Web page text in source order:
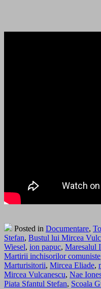
Posted in Documentare,
Stefan, Bustul lui Mircea
Wiesel, ion papuc, Maresalul
Martirii inchisorilor comuniste
Marturisitorii, Mircea Eliade,
Mircea Vulcanescu, Nae
Piata Sfantul Stefan, Scoala